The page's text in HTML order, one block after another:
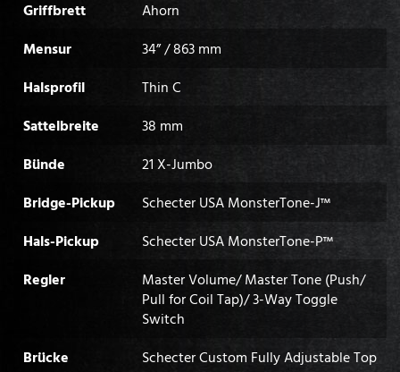
Griffbrett
Ahorn
Mensur
34” / 863 mm
Halsprofil
Thin C
Sattelbreite
38 mm
Bünde
21 X-Jumbo
Bridge-Pickup
Schecter USA MonsterTone-J™
Hals-Pickup
Schecter USA MonsterTone-P™
Regler
Master Volume/ Master Tone (Push/
Pull for Coil Tap)/ 3-Way Toggle
Switch
Brücke
Schecter Custom Fully Adjustable Top